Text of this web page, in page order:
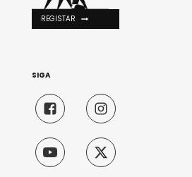
REGISTAR
SIGA